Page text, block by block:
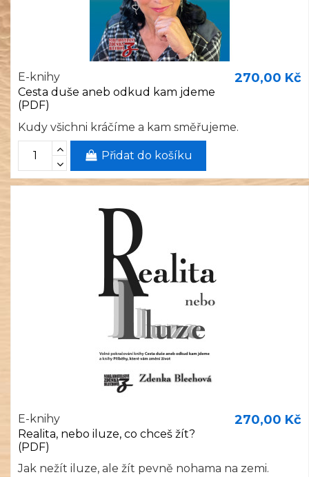
E-knihy
Cesta duše aneb odkud kam jdeme
(PDF)
270,00 Kč
Kudy všichni kráčíme a kam směřujeme.
Přidat do košíku
E-knihy
Realita, nebo iluze, co chceš žít?
(PDF)
270,00 Kč
Jak nežít iluze, ale žít pevně nohama na zemi.